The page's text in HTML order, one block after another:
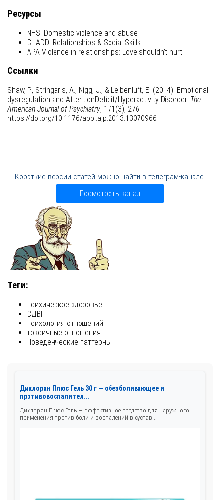
Ресурсы
NHS: Domestic violence and abuse
CHADD: Relationships & Social Skills
APA Violence in relationships: Love shouldn’t hurt
Ссылки
Shaw, P., Stringaris, A., Nigg, J., & Leibenluft, E. (2014). Emotional
dysregulation and AttentionDeficit/Hyperactivity Disorder. The
American Journal of Psychiatry, 171(3), 276.
https://doi.org/10.1176/appi.ajp.2013.13070966
Короткие версии статей можно найти в телеграм-канале.
Посмотреть канал
Теги:
психическое здоровье
СДВГ
психология отношений
токсичные отношения
Поведенческие паттерны
Диклоран Плюс Гель 30 г — обезболивающее и
противовоспалител...
Диклоран Плюс Гель — эффективное средство для наружного
применения против боли и воспалений в сустав...